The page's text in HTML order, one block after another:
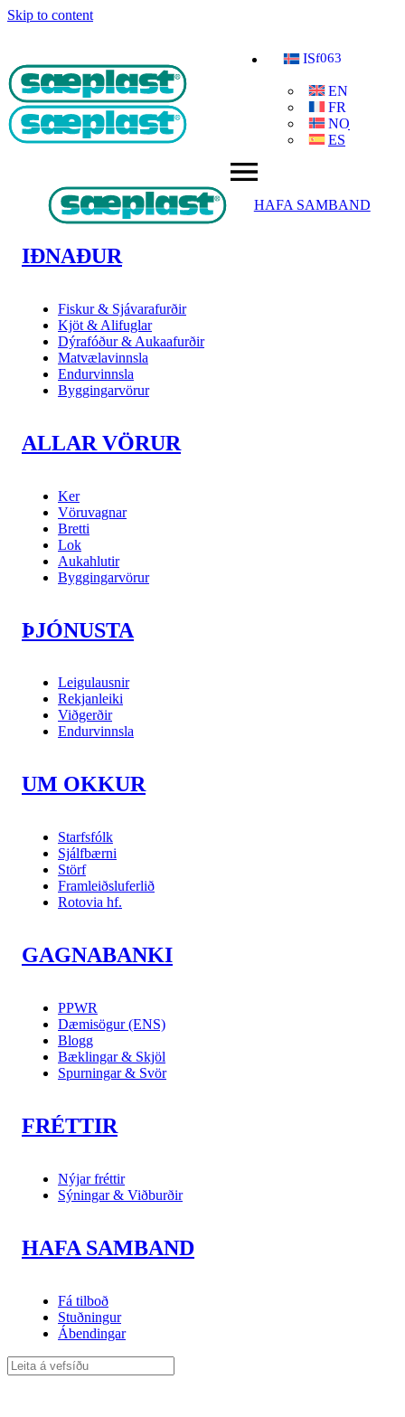
Skip to content
IS
EN
FR
NO
ES
HAFA SAMBAND
IÐNAÐUR
Fiskur & Sjávarafurðir
Kjöt & Alifuglar
Dýrafóður & Aukaafurðir
Matvælavinnsla
Endurvinnsla
Byggingarvörur
ALLAR VÖRUR
Ker
Vöruvagnar
Bretti
Lok
Aukahlutir
Byggingarvörur
ÞJÓNUSTA
Leigulausnir
Rekjanleiki
Viðgerðir
Endurvinnsla
UM OKKUR
Starfsfólk
Sjálfbærni
Störf
Framleiðsluferlið
Rotovia hf.
GAGNABANKI
PPWR
Dæmisögur (ENS)
Blogg
Bæklingar & Skjöl
Spurningar & Svör
FRÉTTIR
Nýjar fréttir
Sýningar & Viðburðir
HAFA SAMBAND
Fá tilboð
Stuðningur
Ábendingar
Follow Us On Facebook
Follow us on LinkedIn
Follow Us On YouTube
Follow Us On Instagram